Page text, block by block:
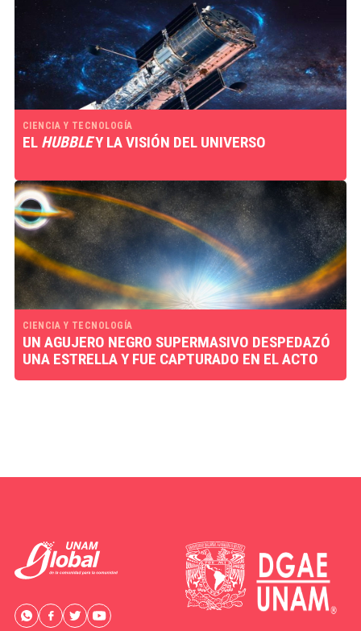
CIENCIA Y TECNOLOGÍA
EL HUBBLEY LA VISIÓN DEL UNIVERSO
CIENCIA Y TECNOLOGÍA
UN AGUJERO NEGRO SUPERMASIVO DESPEDAZÓ
UNA ESTRELLA Y FUE CAPTURADO EN EL ACTO